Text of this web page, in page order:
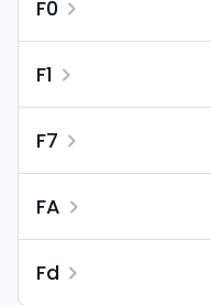
F0
F1
F7
FA
Fd